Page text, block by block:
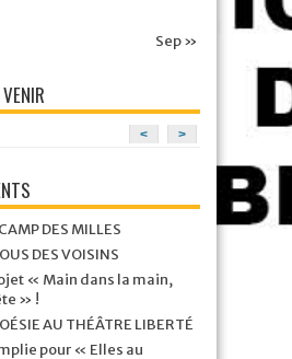
Sep »
< >
DES MILLES
DES VOISINS
« Main dans la main,
» !
AU THÉÂTRE LIBERTÉ
pour « Elles au